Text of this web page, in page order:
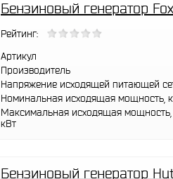
Бензиновый генератор
Рейтинг:
Артикул
Производитель
Напряжение исходящей питающей
Номинальная исходящая мощность,
Максимальная исходящая мощность,
кВт
Бензиновый генератор